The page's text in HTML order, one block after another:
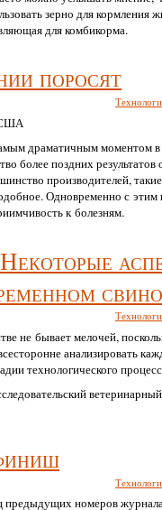
зерно для кормления
для комбикорма.
поросят
США
драматичным моментом
более поздних результатов
производителей,
Одновременно с этим
к болезням.
не бывает мелочей,
анализировать
технологического
номеров